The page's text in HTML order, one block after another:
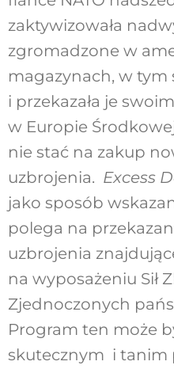
zaktywizowała
zgromadzone w
magazynach, w tym
i przekazała je
w Europie
nie stać na zakup
uzbrojenia. Excess
jako sposób
polega na
uzbrojenia
na wyposażeniu Sił
Zjednoczonych
Program ten może
skutecznym i tanim